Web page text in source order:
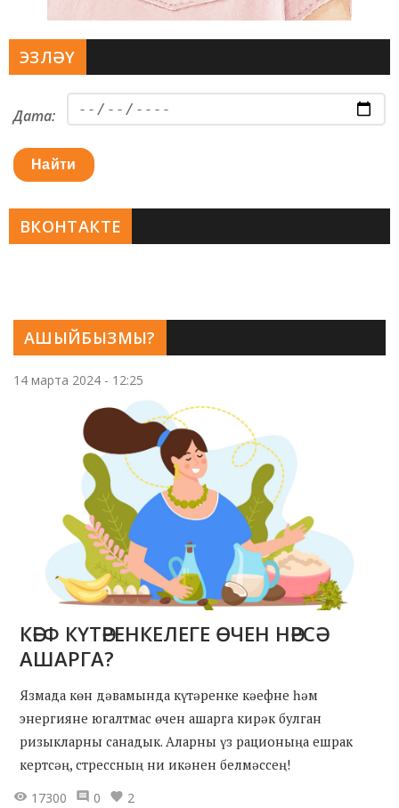
АШЫЙБЫЗМЫ?
14 марта 2024 - 12:25
КӘЕФ КҮТӘРЕНКЕЛЕГЕ ӨЧЕН НӘРСӘ
АШАРГА?
Язмада көн дәвамында күтәренке кәефне һәм
энергияне югалтмас өчен ашарга кирәк булган
ризыкларны санадык. Аларны үз рационыңа ешрак
кертсәң, стрессның ни икәнен белмәссең!
17300
0 2
ЭЗЛӘҮ
Дата:
Найти
ВКОНТАКТЕ